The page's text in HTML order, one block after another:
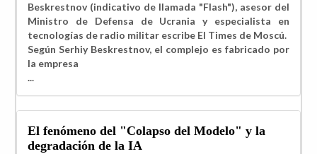
Beskrestnov (indicativo de llamada "Flash"), asesor del
Ministro de Defensa de Ucrania y especialista en
tecnologías de radio militar escribe El Times de Moscú.
Según Serhiy Beskrestnov, el complejo es fabricado por
la empresa
...
El fenómeno del "Colapso del Modelo" y la
degradación de la IA